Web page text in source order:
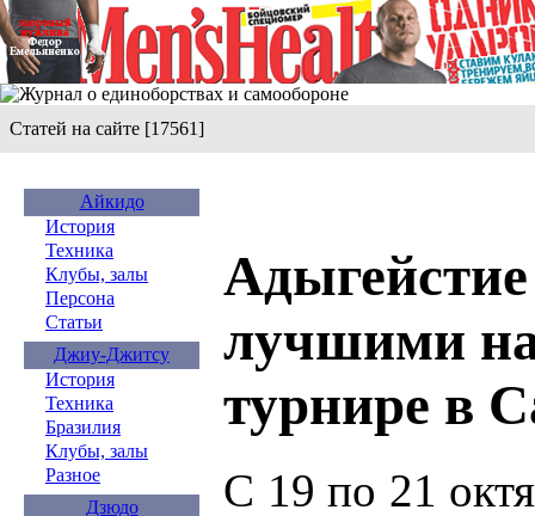
Статей на сайте [17561]
Айкидо
История
Техника
Клубы, залы
Персона
Статьи
Джиу-Джитсу
История
Техника
Бразилия
Клубы, залы
Разное
Дзюдо
лучшими
турнире в
С 19 по 21